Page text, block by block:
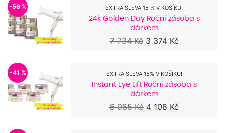
-56 % EXTRA SLEVA 15 % V KOŠÍKU!
24k Golden Day Roční zásoba s
dárkem
7 734 Kč 3 374 Kč
-41 % EXTRA SLEVA 15% V KOŠÍKU!
Instant Eye Lift Roční zásoba s
dárkem
6 985 Kč 4 108 Kč